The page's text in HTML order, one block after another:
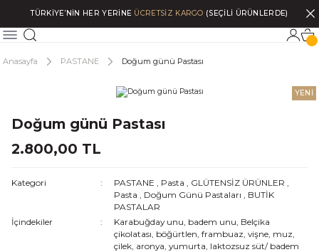
TÜRKİYE’NİN HER YERİNE ÜCRETSİZ KARGO (SEÇİLİ ÜRÜNLERDE)
Anasayfa PASTANE Doğum günü Pastası
YENİ
Doğum günü Pastası
2.800,00 TL
Kategori PASTANE , Pasta , GLÜTENSİZ ÜRÜNLER ,
Pasta , Doğum Günü Pastaları , BUTİK
PASTALAR
İçindekiler
Karabuğday unu, badem unu, Belçika
çikolatası, böğürtlen, frambuaz, vişne, muz,
çilek, aronya, yumurta, laktozsuz süt/ badem